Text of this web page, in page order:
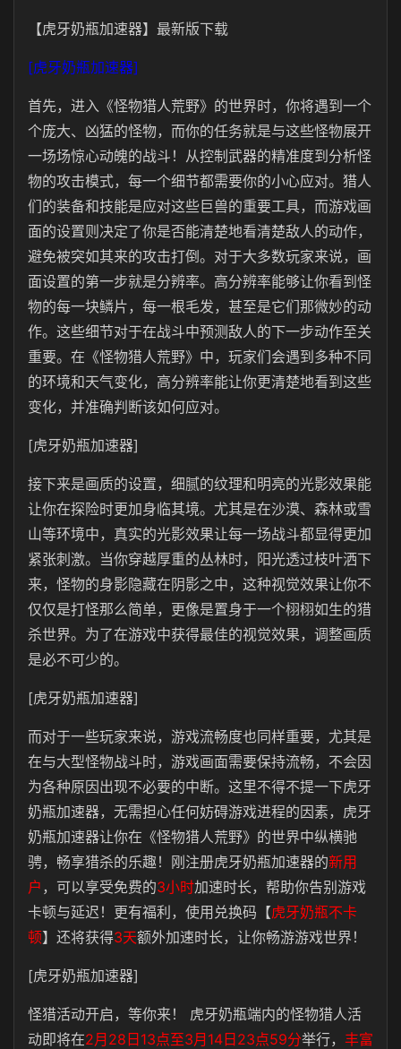
【虎牙奶瓶加速器】最新版下载
[虎牙奶瓶加速器]
首先，进入《怪物猎人荒野》的世界时，你将遇到一个
个庞大、凶猛的怪物，而你的任务就是与这些怪物展开
一场场惊心动魄的战斗！从控制武器的精准度到分析怪
物的攻击模式，每一个细节都需要你的小心应对。猎人
们的装备和技能是应对这些巨兽的重要工具，而游戏画
面的设置则决定了你是否能清楚地看清楚敌人的动作，
避免被突如其来的攻击打倒。对于大多数玩家来说，画
面设置的第一步就是分辨率。高分辨率能够让你看到怪
物的每一块鳞片，每一根毛发，甚至是它们那微妙的动
作。这些细节对于在战斗中预测敌人的下一步动作至关
重要。在《怪物猎人荒野》中，玩家们会遇到多种不同
的环境和天气变化，高分辨率能让你更清楚地看到这些
变化，并准确判断该如何应对。
[虎牙奶瓶加速器]
接下来是画质的设置，细腻的纹理和明亮的光影效果能
让你在探险时更加身临其境。尤其是在沙漠、森林或雪
山等环境中，真实的光影效果让每一场战斗都显得更加
紧张刺激。当你穿越厚重的丛林时，阳光透过枝叶洒下
来，怪物的身影隐藏在阴影之中，这种视觉效果让你不
仅仅是打怪那么简单，更像是置身于一个栩栩如生的猎
杀世界。为了在游戏中获得最佳的视觉效果，调整画质
是必不可少的。
[虎牙奶瓶加速器]
而对于一些玩家来说，游戏流畅度也同样重要，尤其是
在与大型怪物战斗时，游戏画面需要保持流畅，不会因
为各种原因出现不必要的中断。这里不得不提一下虎牙
奶瓶加速器，无需担心任何妨碍游戏进程的因素，虎牙
奶瓶加速器让你在《怪物猎人荒野》的世界中纵横驰
骋，畅享猎杀的乐趣！刚注册虎牙奶瓶加速器的新用
户 ，可以享受免费的3小时加速时长，帮助你告别游戏
卡顿与延迟！更有福利，使用兑换码【虎牙奶瓶不卡
顿】还将获得3天额外加速时长，让你畅游游戏世界！
[虎牙奶瓶加速器]
怪猎活动开启，等你来！ 虎牙奶瓶端内的怪物猎人活
动即将在2月28日13点至3月14日23点59分举行， 丰富